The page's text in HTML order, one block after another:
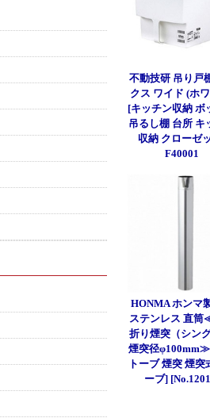
不動技研 吊り戸
クス ワイド (ホ
[キッチン収納 ボ
吊るし棚 台所 キ
収納 クローゼ
F40001
HONMA ホンマ
ステンレス 直筒
折り煙突（シン
煙突径
トーブ 煙突 煙突
ーブ]